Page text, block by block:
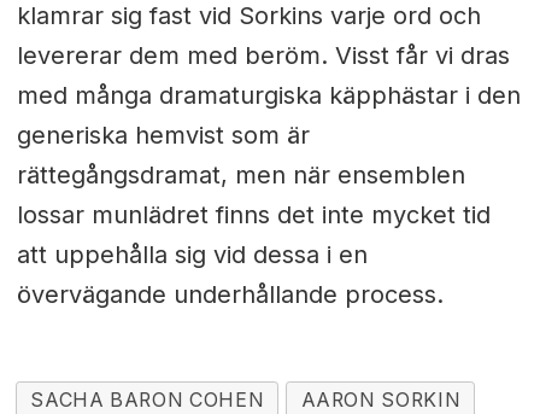
klamrar sig fast vid Sorkins varje ord och
levererar dem med beröm. Visst får vi dras
med många dramaturgiska käpphästar i den
generiska hemvist som är
rättegångsdramat, men när ensemblen
lossar munlädret finns det inte mycket tid
att uppehålla sig vid dessa i en
övervägande underhållande process.
SACHA BARON COHEN
AARON SORKIN